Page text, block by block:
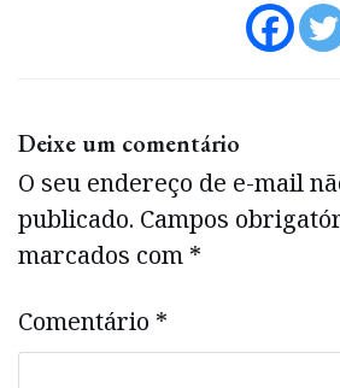
Deixe um comentário
O seu endereço de e-mail
publicado. Campos
marcados com *
Comentário *